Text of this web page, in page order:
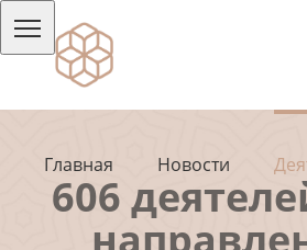
Главная Новости
606